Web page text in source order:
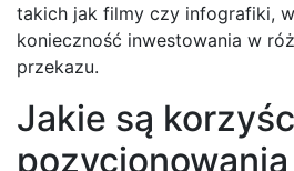
takich jak filmy czy infografiki,
konieczność inwestowania w
przekazu.
Jakie są